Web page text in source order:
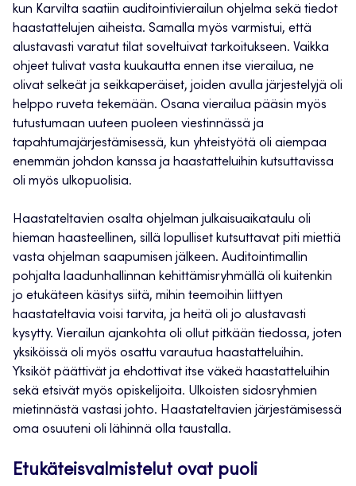
kun Karvilta saatiin auditointivierailun ohjelma sekä tiedot
haastattelujen aiheista. Samalla myös varmistui, että
alustavasti varatut tilat soveltuivat tarkoitukseen. Vaikka
ohjeet tulivat vasta kuukautta ennen itse vierailua, ne
olivat selkeät ja seikkaperäiset, joiden avulla järjestelyjä oli
helppo ruveta tekemään. Osana vierailua pääsin myös
tutustumaan uuteen puoleen viestinnässä ja
tapahtumajärjestämisessä, kun yhteistyötä oli aiempaa
enemmän johdon kanssa ja haastatteluihin kutsuttavissa
oli myös ulkopuolisia.
Haastateltavien osalta ohjelman julkaisuaikataulu oli
hieman haasteellinen, sillä lopulliset kutsuttavat piti miettiä
vasta ohjelman saapumisen jälkeen. Auditointimallin
pohjalta laadunhallinnan kehittämisryhmällä oli kuitenkin
jo etukäteen käsitys siitä, mihin teemoihin liittyen
haastateltavia voisi tarvita, ja heitä oli jo alustavasti
kysytty. Vierailun ajankohta oli ollut pitkään tiedossa, joten
yksiköissä oli myös osattu varautua haastatteluihin.
Yksiköt päättivät ja ehdottivat itse väkeä haastatteluihin
sekä etsivät myös opiskelijoita. Ulkoisten sidosryhmien
mietinnästä vastasi johto. Haastateltavien järjestämisessä
oma osuuteni oli lähinnä olla taustalla.
Etukäteisvalmistelut ovat puoli